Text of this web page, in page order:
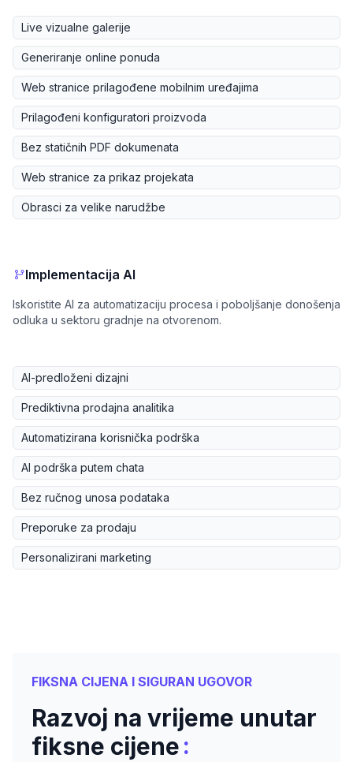
Live vizualne galerije
Generiranje online ponuda
Web stranice prilagođene mobilnim uređajima
Prilagođeni konfiguratori proizvoda
Bez statičnih PDF dokumenata
Web stranice za prikaz projekata
Obrasci za velike narudžbe
Implementacija AI
Iskoristite AI za automatizaciju procesa i poboljšanje donošenja
odluka u sektoru gradnje na otvorenom.
AI-predloženi dizajni
Prediktivna prodajna analitika
Automatizirana korisnička podrška
AI podrška putem chata
Bez ručnog unosa podataka
Preporuke za prodaju
Personalizirani marketing
FIKSNA CIJENA I SIGURAN UGOVOR
Razvoj na vrijeme unutar
fiksne cijene: